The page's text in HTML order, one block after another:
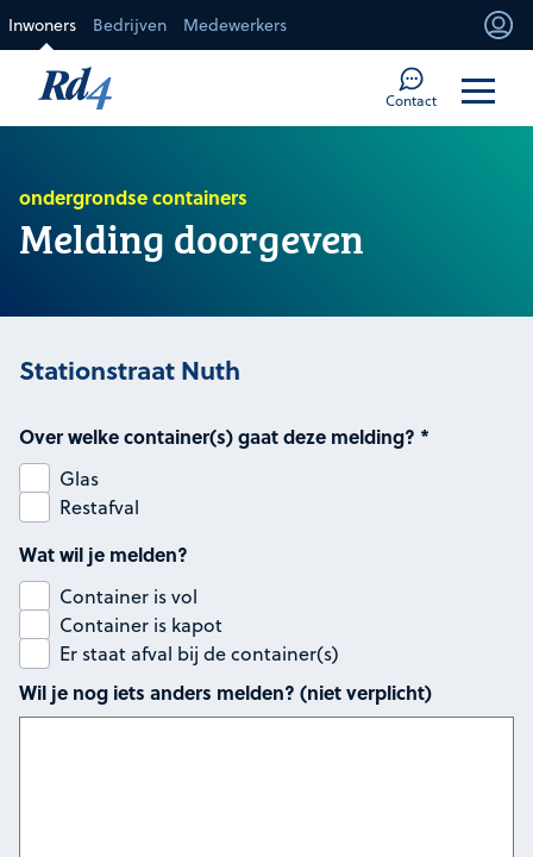
Inwoners Bedrijven Medewerkers
Contact
ondergrondse containers
Melding doorgeven
Stationstraat Nuth
Over welke container(s) gaat deze melding? *
Glas
Restafval
Wat wil je melden?
Container is vol
Container is kapot
Er staat afval bij de container(s)
Wil je nog iets anders melden? (niet verplicht)